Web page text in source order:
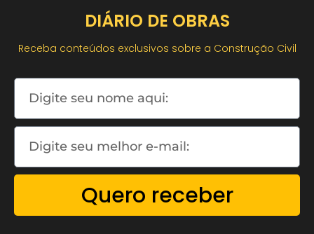
DIÁRIO DE OBRAS
Receba conteúdos exclusivos sobre a Construção Civil
Quero receber